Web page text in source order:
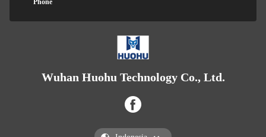
Phone
Wuhan Huohu Technology Co., Ltd.